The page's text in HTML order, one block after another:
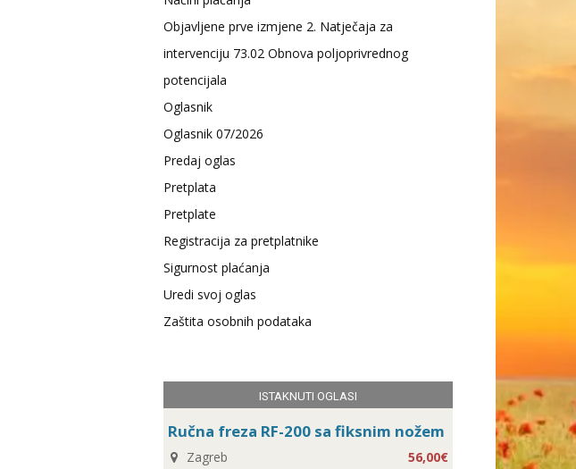
Objavljene prve izmjene 2. Natječaja za
intervenciju 73.02 Obnova poljoprivrednog
potencijala
Oglasnik
Oglasnik 07/2026
Predaj oglas
Pretplata
Pretplate
Registracija za pretplatnike
Sigurnost plaćanja
Uredi svoj oglas
Zaštita osobnih podataka
ISTAKNUTI OGLASI
Ručna freza RF-200 sa fiksnim nožem
Zagreb 56,00€